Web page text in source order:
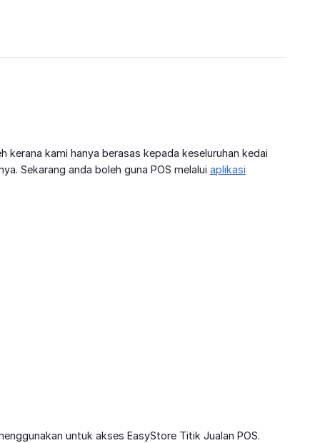
kami hanya berasas kepada keseluruhan kedai
Sekarang anda boleh guna POS melalui aplikasi
untuk akses EasyStore Titik Jualan POS.